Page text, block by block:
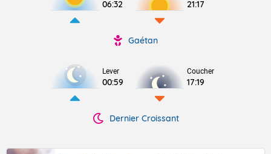
06:32 21:17
Gaétan
Lever
00:59
Coucher
17:19
Dernier Croissant